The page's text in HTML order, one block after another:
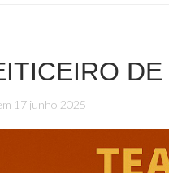
DE
17 junho 2025